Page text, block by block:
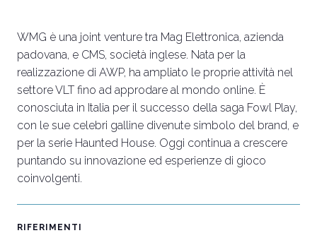
SCOPRI DI PIÙ
WMG è una joint venture tra Mag Elettronica, azienda
padovana, e CMS, società inglese. Nata per la
realizzazione di AWP, ha ampliato le proprie attività nel
settore VLT fino ad approdare al mondo online. È
conosciuta in Italia per il successo della saga Fowl Play,
con le sue celebri galline divenute simbolo del brand, e
per la serie Haunted House. Oggi continua a crescere
puntando su innovazione ed esperienze di gioco
coinvolgenti.
RIFERIMENTI